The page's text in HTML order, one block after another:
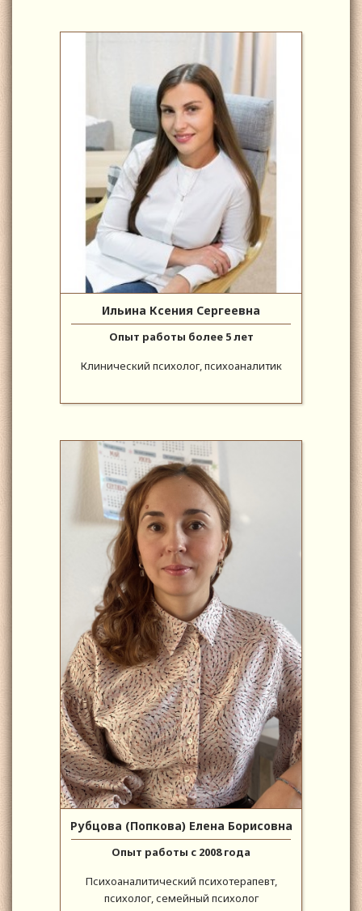
Ильина Ксения Сергеевна
Опыт работы более 5 лет
Клинический психолог, психоаналитик
Рубцова (Попкова) Елена Борисовна
Опыт работы с 2008 года
Психоаналитический психотерапевт,
психолог, семейный психолог